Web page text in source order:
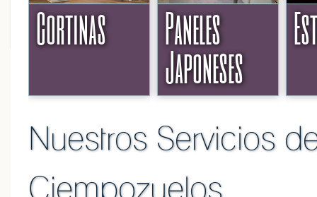
Cortinas Paneles
Japoneses
Nuestros Servicios
Ciempozuelos